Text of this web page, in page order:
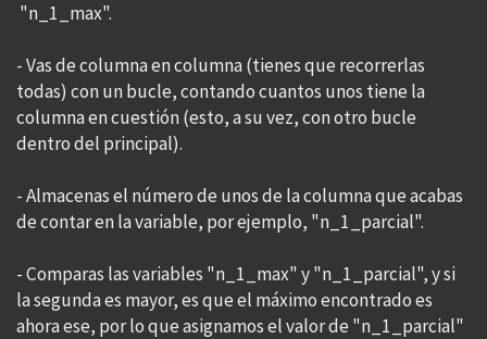
"n_1_max".
- Vas de columna en columna (tienes que recorrerlas
todas) con un bucle, contando cuantos unos tiene la
columna en cuestión (esto, a su vez, con otro bucle
dentro del principal).
- Almacenas el número de unos de la columna que acabas
de contar en la variable, por ejemplo, "n_1_parcial".
- Comparas las variables "n_1_max" y "n_1_parcial", y si
la segunda es mayor, es que el máximo encontrado es
ahora ese, por lo que asignamos el valor de "n_1_parcial"